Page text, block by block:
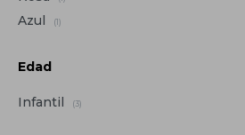
Azul (1)
Edad
Infantil (3)